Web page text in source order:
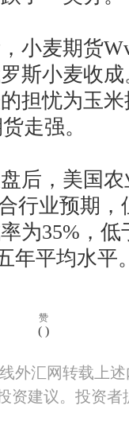
麦期货
斯小麦收
担忧为玉
走强。
，美国农
行业预期，
为35%，
年平均水平
赞
( )
外汇网转载上
资建议。投资